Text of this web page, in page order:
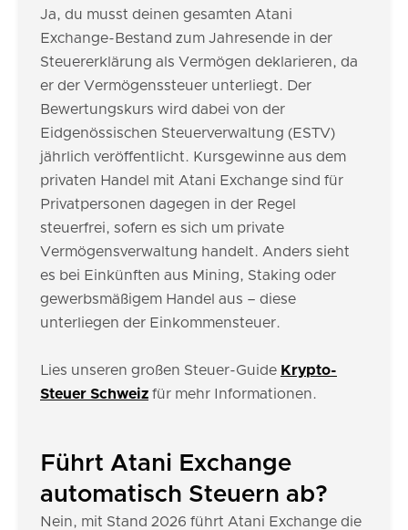
Ja, du musst deinen gesamten Atani
Exchange-Bestand zum Jahresende in der
Steuererklärung als Vermögen deklarieren, da
er der Vermögenssteuer unterliegt. Der
Bewertungskurs wird dabei von der
Eidgenössischen Steuerverwaltung (ESTV)
jährlich veröffentlicht. Kursgewinne aus dem
privaten Handel mit Atani Exchange sind für
Privatpersonen dagegen in der Regel
steuerfrei, sofern es sich um private
Vermögensverwaltung handelt. Anders sieht
es bei Einkünften aus Mining, Staking oder
gewerbsmäßigem Handel aus – diese
unterliegen der Einkommensteuer.
Lies unseren großen Steuer-Guide Krypto-
Steuer Schweiz für mehr Informationen.
Führt Atani Exchange
automatisch Steuern ab?
Nein, mit Stand 2026 führt Atani Exchange die